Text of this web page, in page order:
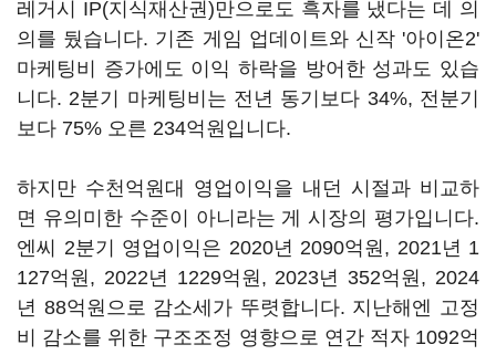
레거시 IP(지식재산권)만으로도 흑자를 냈다는 데 의
의를 뒀습니다. 기존 게임 업데이트와 신작 '아이온2'
마케팅비 증가에도 이익 하락을 방어한 성과도 있습
니다. 2분기 마케팅비는 전년 동기보다 34%, 전분기
보다 75% 오른 234억원입니다.
하지만 수천억원대 영업이익을 내던 시절과 비교하
면 유의미한 수준이 아니라는 게 시장의 평가입니다.
엔씨 2분기 영업이익은 2020년 2090억원, 2021년 1
127억원, 2022년 1229억원, 2023년 352억원, 2024
년 88억원으로 감소세가 뚜렷합니다. 지난해엔 고정
비 감소를 위한 구조조정 영향으로 연간 적자 1092억